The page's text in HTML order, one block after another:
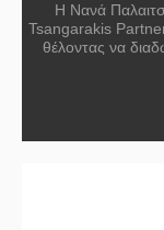
Η Νανά
Tsangarakis
θέλοντας να